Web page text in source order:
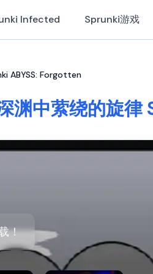
Infected Sprunki游戏
ABYSS: Forgotten
渊中萦绕的旋
！